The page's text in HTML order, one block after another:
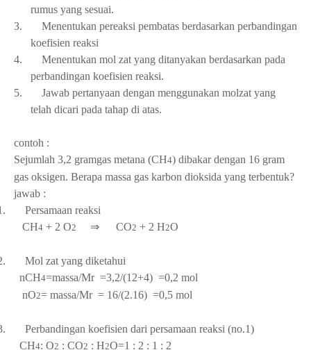
rumus yang sesuai.
3.
Menentukan pereaksi pembatas berdasarkan perbandingan
koefisien reaksi
4.
Menentukan mol zat yang ditanyakan berdasarkan pada
perbandingan koefisien reaksi.
5.
Jawab pertanyaan dengan menggunakan molzat yang
telah dicari pada tahap di atas.
contoh :
Sejumlah 3,2 gramgas metana (CH4) dibakar dengan 16 gram
gas oksigen. Berapa massa gas karbon dioksida yang terbentuk?
jawab :
Persamaan reaksi
CH4 + 2 O2 ⇒ CO2 + 2 H2O
Mol zat yang diketahui
nCH4=massa/Mr =3,2/(12+4) =0,2 mol
nO2= massa/Mr = 16/(2.16) =0,5 mol
Perbandingan koefisien dari persamaan reaksi (no.1)
CH4: O2 : CO2 : H2O=1 : 2 : 1 : 2